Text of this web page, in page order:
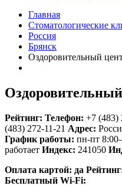
Главная
Стоматологические
Россия
Брянск
Оздоровительный
Рейтинг: Телефон: +7 (483)
(483) 272-11-21 Адрес:
График работы: пн-пт
работает Индекс: 241050
Оплата картой: да
Бесплатный Wi-Fi: